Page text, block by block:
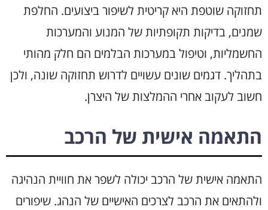
תחזוקה שוטפת היא קריטית לשיפור ביצועים. החלפת
שמנים, בדיקות תקופתיות של המנוע והמערכות
החשמליות, וטיפול במערכות הבלמים הם חלק מהותי
בתהליך. דגמים שונים עשויים לדרוש תחזוקה שונה, ולכן
חשוב לעקוב אחרי ההמלצות של היצרן.
התאמה אישית של הרכב
התאמה אישית של הרכב יכולה לשפר את חוויית הנהיגה
ולהתאים את הרכב לצרכים האישיים של הנהג. שיפורים